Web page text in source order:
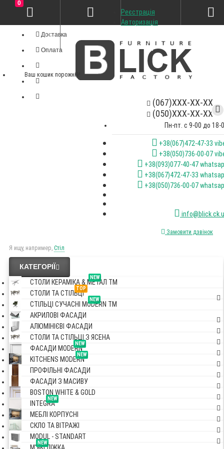
Доставка
Оплата
(067)XXX-XX-XX
(050)XXX-XX-XX
Пн-пт. с 9-00 до 18-
+38(067)472-47-33
+38(050)736-00-07
+38(093)077-40-47
+38(067)472-47-33
+38(050)736-00-07
Замовити дзвінок
Я ищу, например, Стіл
Реєстрація
Авторизація
0
Ваш кошик порожній!
КАТЕГОРІЇ
NEW
СТОЛИ КЕРАМІКА & МЕТАЛ TM
TOP
СТОЛИ ТА СТІЛЬЦІ
NEW
СТІЛЬЦІ СУЧАСНІ MODERN TM
АКРИЛОВІ ФАСАДИ
АЛЮМІНІЄВІ ФАСАДИ
СТОЛИ ТА СТІЛЬЦІ З ЯСЕНА
NEW
ФАСАДИ MODERN
NEW
KITCHENS MODERN
ПРОФІЛЬНІ ФАСАДИ
ФАСАДИ З МАСИВУ
BOSTON WHITE & GOLD
NEW
INTEGRA
МЕБЛІ КОРПУСНІ
СКЛО ТА ВІТРАЖІ
MODUL - STANDART
NEW